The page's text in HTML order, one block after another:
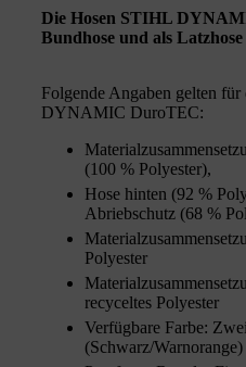
Die Hosen STIHL
Bundhose und als
Folgende Angaben gelten
DYNAMIC DuroTEC:
(100 % Polyester),
Hose hinten (92 %
Abriebschutz (68 %
Polyester
recyceltes Polyester
Verfügbare Farbe:
(Schwarz/Warnorange)